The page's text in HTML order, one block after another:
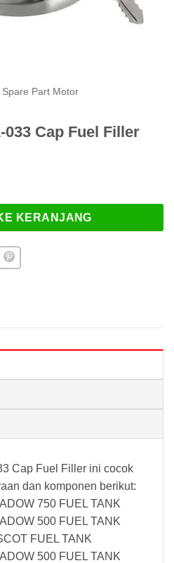
Spare Part Motor
033 Cap Fuel Filler
033 Cap Fuel Filler
KERANJANG
Cap Fuel Filler ini cocok
dan komponen berikut:
750 FUEL TANK
500 FUEL TANK
FUEL TANK
500 FUEL TANK